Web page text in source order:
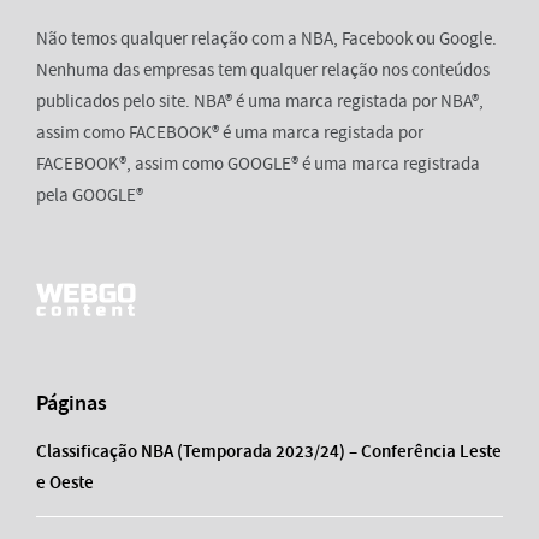
Não temos qualquer relação com a NBA, Facebook ou Google.
Nenhuma das empresas tem qualquer relação nos conteúdos
publicados pelo site. NBA® é uma marca registada por NBA®,
assim como FACEBOOK® é uma marca registada por
FACEBOOK®, assim como GOOGLE® é uma marca registrada
pela GOOGLE®
Páginas
Classificação NBA (Temporada 2023/24) – Conferência Leste
e Oeste